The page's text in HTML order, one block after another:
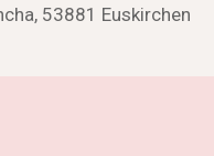
53881 Euskirchen